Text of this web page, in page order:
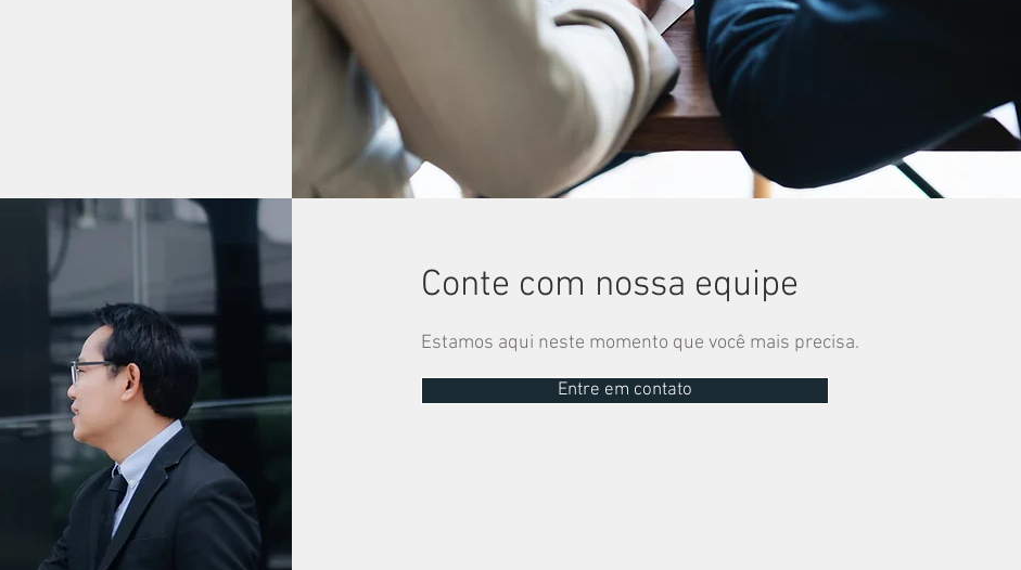
Conte com nossa equipe
Estamos aqui neste momento que você mais precisa.
Entre em contato